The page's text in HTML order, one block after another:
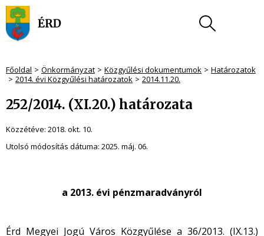
Főoldal Önkormányzat Közgyűlési dokumentumok
Határozatok
2014. évi Közgyűlési határozatok
2014.11.20.
252/2014. (XI.20.) határozata
Közzétéve: 2018. okt. 10.
Utolsó módosítás dátuma: 2025. máj. 06.
a 2013. évi pénzmaradványról
Érd Megyei Jogú Város Közgyűlése a 36/2013. (IX.13.)